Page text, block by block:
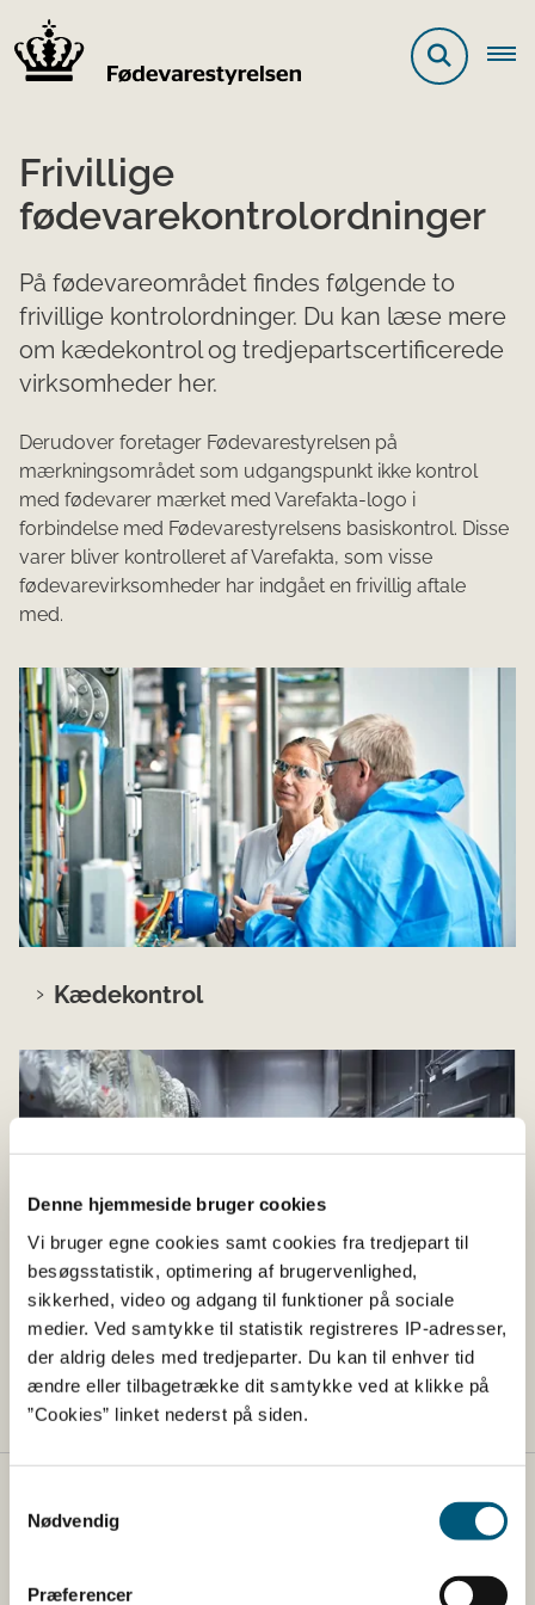
Denne hjemmeside bruger cookies
Vi bruger egne cookies samt cookies fra tredjepart til
besøgsstatistik, optimering af brugervenlighed,
sikkerhed, video og adgang til funktioner på sociale
medier. Ved samtykke til statistik registreres IP-adresser,
der aldrig deles med tredjeparter. Du kan til enhver tid
ændre eller tilbagetrække dit samtykke ved at klikke på
”Cookies” linket nederst på siden.
Nødvendig
Præferencer
Frivillige
fødevarekontrolordninger
På fødevareområdet findes følgende to
frivillige kontrolordninger. Du kan læse mere
om kædekontrol og tredjepartscertificerede
virksomheder her.
Derudover foretager Fødevarestyrelsen på
mærkningsområdet som udgangspunkt ikke kontrol
med fødevarer mærket med Varefakta-logo i
forbindelse med Fødevarestyrelsens basiskontrol. Disse
varer bliver kontrolleret af Varefakta, som visse
fødevarevirksomheder har indgået en frivillig aftale
med.
Kædekontrol
Tredjepartscertificerede virksomheder
Fødevarestyrelsen
Erhvervsministeriet. Styrelsen arbejder med hele